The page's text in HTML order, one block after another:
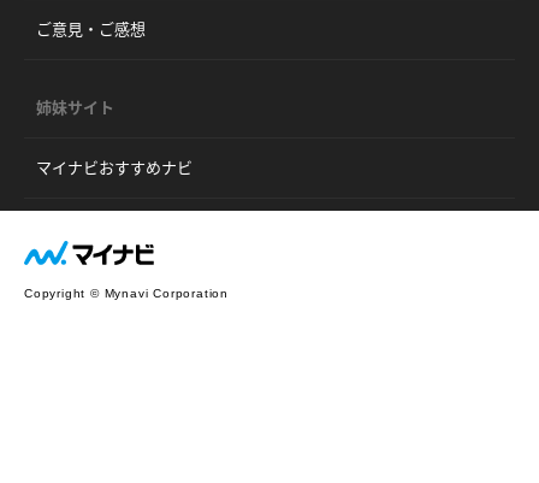
ご意見・ご感想
姉妹サイト
マイナビおすすめナビ
Copyright © Mynavi Corporation